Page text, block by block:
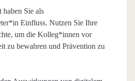
Sie als
Einfluss. Nutzen Sie Ihre
um die Kolleg*innen vor
zu bewahren und Prävention zu